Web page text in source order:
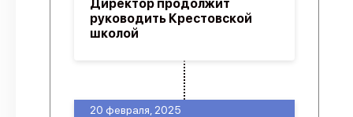
20 февраля, 2025
Директор продолжит
руководить Крестовской
школой